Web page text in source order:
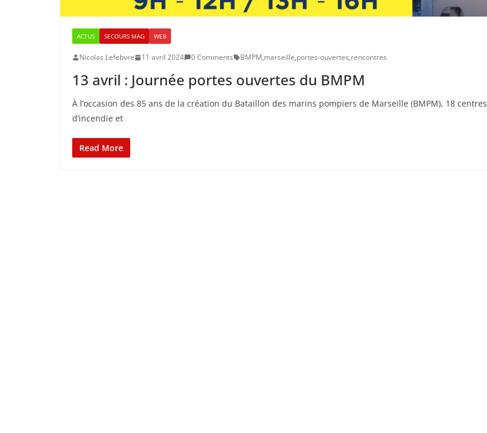
ACTUS SECOURS MAG WEB
Nicolas Lefebvre 11 avril 2024 0 Comments BMPM,marseille,portes-ouvertes,rencontres
13 avril : Journée portes ouvertes du BMPM
À l’occasion des 85 ans de la création du Bataillon des marins pompiers de Marseille (BMPM), 18 centres
d’incendie et
Read More